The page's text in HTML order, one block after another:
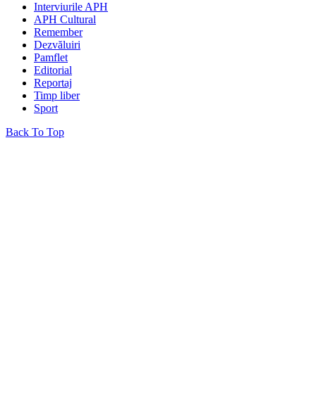
Interviurile APH
APH Cultural
Remember
Dezvăluiri
Pamflet
Editorial
Reportaj
Timp liber
Sport
Back To Top